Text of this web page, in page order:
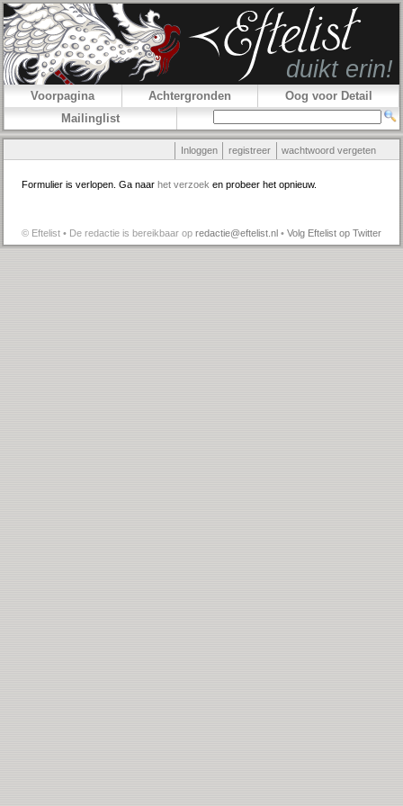
Voorpagina Achtergronden
Oog voor Detail
Mailinglist
Inloggen registreer wachtwoord vergeten
Formulier is verlopen. Ga naar het verzoek en probeer het opnieuw.
© Eftelist • De redactie is bereikbaar op redactie@eftelist.nl • Volg Eftelist op Twitter